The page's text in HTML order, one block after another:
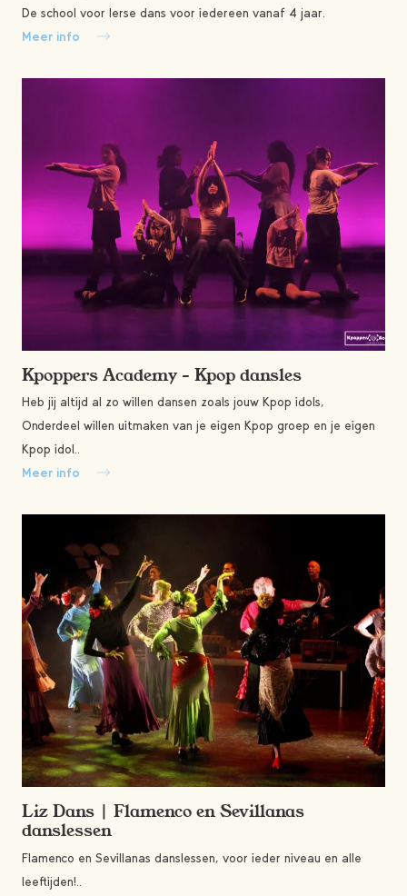
De school voor Ierse dans voor iedereen vanaf 4 jaar.
Meer info
Kpoppers Academy – Kpop dansles
Heb jij altijd al zo willen dansen zoals jouw Kpop idols,
Onderdeel willen uitmaken van je eigen Kpop groep en je eigen
Kpop idol..
Meer info
Liz Dans | Flamenco en Sevillanas
danslessen
Flamenco en Sevillanas danslessen, voor ieder niveau en alle
leeftijden!..